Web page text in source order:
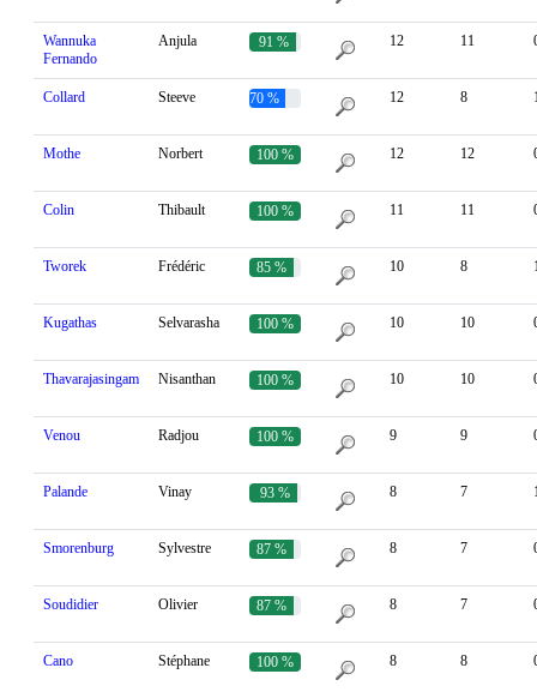
Wannuka
Fernando
Anjula 91 % 12 11
Collard Steeve 70 % 12 8
Mothe Norbert 100 % 12 12
Colin Thibault 100 % 11 11
Tworek Frédéric 85 % 10 8
Kugathas Selvarasha 100 % 10 10
Thavarajasingam Nisanthan 100 % 10 10
Venou Radjou 100 % 9 9
Palande Vinay 93 % 8 7
Smorenburg Sylvestre 87 % 8 7
Soudidier Olivier 87 % 8 7
Cano Stéphane 100 % 8 8